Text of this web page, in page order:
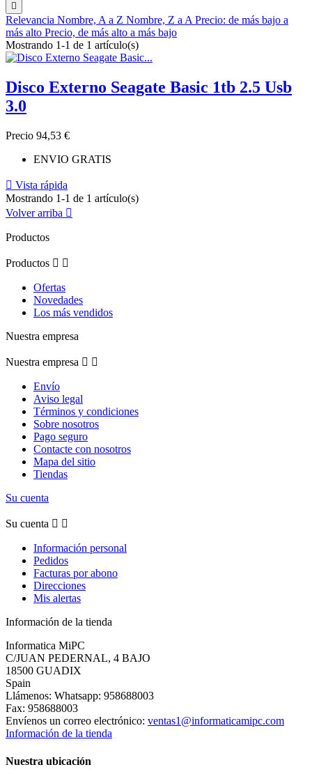

Relevancia Nombre, A a Z Nombre, Z a APrecio: de más bajo a
más alto Precio, de más alto a más bajo
Mostrando 1-1 de 1 artículo(s)
Disco Externo Seagate Basic 1tb 2.5 Usb
3.0
Precio 94,53 €
ENVIO GRATIS
 Vista rápida
Mostrando 1-1 de 1 artículo(s)
Volver arriba 
Productos
Productos  
Ofertas
Novedades
Los más vendidos
Nuestra empresa
Nuestra empresa  
Envío
Aviso legal
Términos y condiciones
Sobre nosotros
Pago seguro
Contacte con nosotros
Mapa del sitio
Tiendas
Su cuenta
Su cuenta  
Información personal
Pedidos
Facturas por abono
Direcciones
Mis alertas
Información de la tienda
Informatica MiPC
C/JUAN PEDERNAL, 4 BAJO
18500 GUADIX
Spain
Llámenos: Whatsapp: 958688003
Fax: 958688003
Envíenos un correo electrónico: ventas1@informaticamipc.com
Información de la tienda
Nuestra ubicación